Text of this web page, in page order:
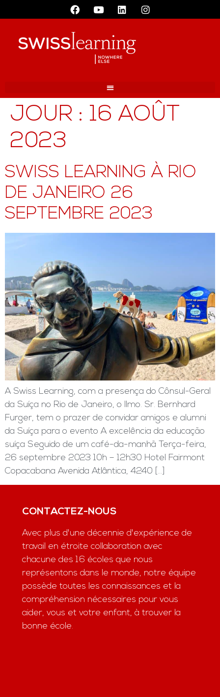
JOUR : 16 AOÛT
2023
SWISS LEARNING À RIO
DE JANEIRO 26
SEPTEMBRE 2023
A Swiss Learning, com a presença do Cônsul-Geral
da Suíça no Rio de Janeiro, o llmo. Sr. Bernhard
Furger, tem o prazer de convidar amigos e alumni
da Suíça para o evento A excelência da educação
suíça Seguido de um café-da-manhã Terça-feira,
26 septembre 2023 10h – 12h30 Hotel Fairmont
Copacabana Avenida Atlântica, 4240 […]
CONTACTEZ-NOUS
Avec plus d'une décennie d'expérience de
travail en étroite collaboration avec
chacune des 16 écoles que nous
représentons dans le monde, notre équipe
possède toutes les connaissances et la
compréhension nécessaires pour vous
aider, vous et votre enfant, à trouver la
bonne école.